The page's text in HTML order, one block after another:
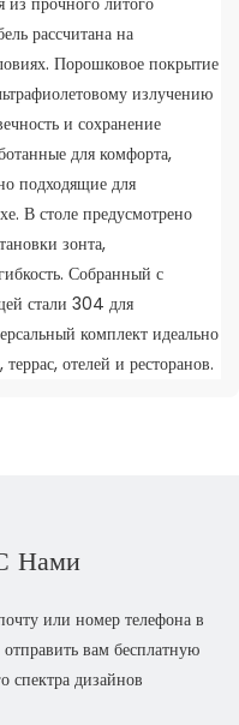
рассчитана на
Порошковое покрытие
излучению
и сохранение
для комфорта,
подходящие для
В столе предусмотрено
зонта,
Собранный с
стали 304 для
комплект идеально
отелей и ресторанов.
Нами
или номер телефона в
вам бесплатную
спектра дизайнов